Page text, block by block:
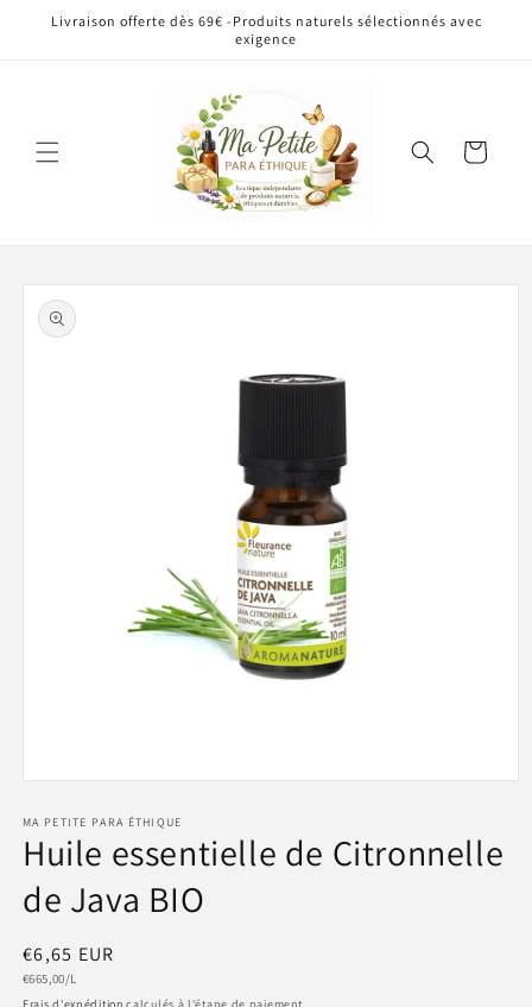
passer
Livraison offerte dès 69€ -Produits naturels sélectionnés avec
exigence
Panier
Passer aux
informations
produits
média
1
dans
fenêtre
modale
MA PETITE PARA ÉTHIQUE
Huile essentielle de Citronnelle
de Java BIO
Prix
habituel
€6,65 EUR
Prix
€665,00/L